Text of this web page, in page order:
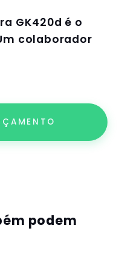
GK420d é o
colaborador
podem